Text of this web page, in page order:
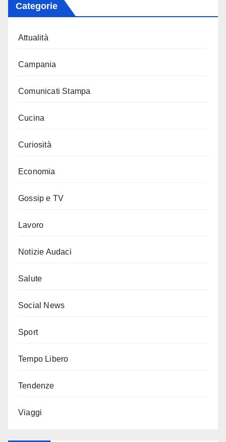
Categorie
Attualità
Campania
Comunicati Stampa
Cucina
Curiosità
Economia
Gossip e TV
Lavoro
Notizie Audaci
Salute
Social News
Sport
Tempo Libero
Tendenze
Viaggi